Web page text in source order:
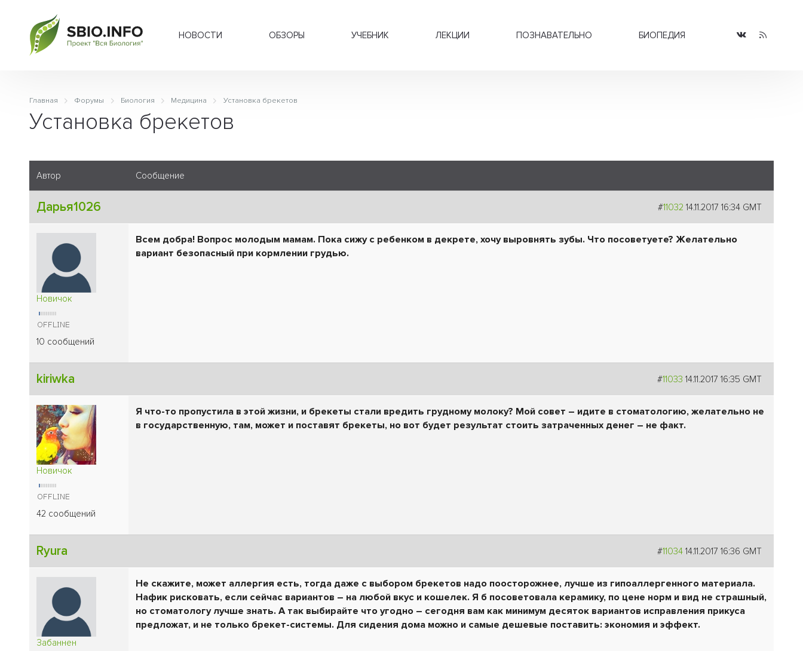
НОВОСТИ ОБЗОРЫ УЧЕБНИК ЛЕКЦИИ ПОЗНАВАТЕЛЬНО БИОПЕДИЯ
Главная Форумы Биология Медицина Установка брекетов
Установка брекетов
Автор Сообщение
Дарья1026 #11032 14.11.2017 16:34 GMT
Новичок
10 сообщений
Всем добра! Вопрос молодым мамам. Пока сижу с ребенком в декрете, хочу выровнять зубы. Что посоветуете? Желательно
вариант безопасный при кормлении грудью.
kiriwka #11033 14.11.2017 16:35 GMT
Новичок
42 сообщений
Я что-то пропустила в этой жизни, и брекеты стали вредить грудному молоку? Мой совет – идите в стоматологию, желательно не
в государственную, там, может и поставят брекеты, но вот будет результат стоить затраченных денег – не факт.
Ryura #11034 14.11.2017 16:36 GMT
Забаннен
Не скажите, может аллергия есть, тогда даже с выбором брекетов надо поосторожнее, лучше из гипоаллергенного материала.
Нафик рисковать, если сейчас вариантов – на любой вкус и кошелек. Я б посоветовала керамику, по цене норм и вид не страшный,
но стоматологу лучше знать. А так выбирайте что угодно – сегодня вам как минимум десяток вариантов исправления прикуса
предложат, и не только брекет-системы. Для сидения дома можно и самые дешевые поставить: экономия и эффект.